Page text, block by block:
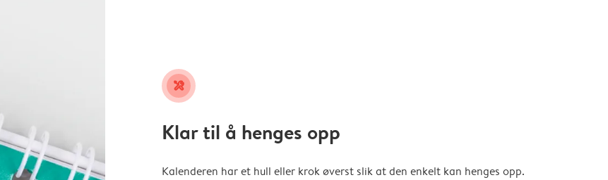
tools
Klar til å henges opp
Kalenderen har et hull eller krok øverst slik at den enkelt kan henges opp.